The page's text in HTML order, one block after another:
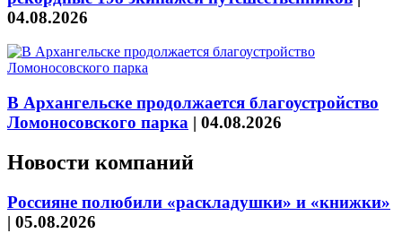
04.08.2026
В Архангельске продолжается благоустройство
Ломоносовского парка | 04.08.2026
Новости компаний
Россияне полюбили «раскладушки» и «книжки»
| 05.08.2026